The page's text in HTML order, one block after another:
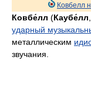
Ковбелл
Ковбе́лл (Каубе́лл
ударный
металлическим
звучания.